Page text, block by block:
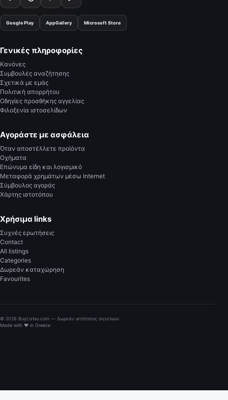
Google Play AppGallery Microsoft Store
Γενικές πληροφορίες
Κανόνες
Συμβουλές αναζήτησης
Σχετικά με εμάς
Πολιτική απορρήτου
Οδηγίες προσθήκης αγγελίας
Φιλοξενία ιστοσελίδων
Αγοράστε με ασφάλεια
Όταν αποστέλλετε προϊόντα
Οχήματα
Επώνυμα είδη και λογισμικό
Μεταφορά χρημάτων μέσω Internet
Σύμβουλος αγοράς
Χάρτης ιστοτόπου
Χρήσιμα links
Συχνές ερωτήσεις
Contact
All listings
Categories
Δωρεάν καταχώρηση
Favourites
© 2026 BuyListas.com — Δωρεάν ιστότοπος αγγελιών.
Made with ♥ in Greece